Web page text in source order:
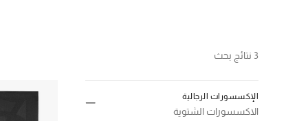
3 نتائج بحث
الإكسسورات الرجالية
الاكسسورات الشتوية